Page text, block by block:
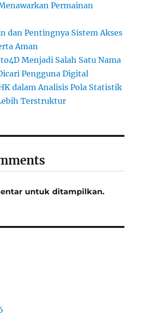
Permainan
dan Pentingnya Sistem Akses
Aman
Menjadi Salah Satu Nama
Pengguna Digital
dalam Analisis Pola Statistik
Terstruktur
untuk ditampilkan.